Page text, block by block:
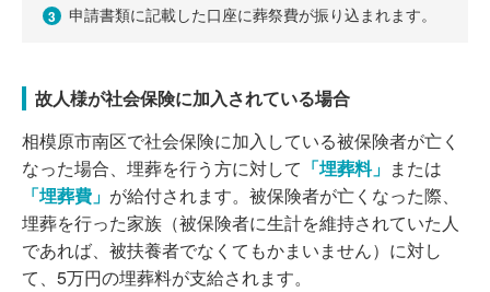
3 申請書類に記載した口座に葬祭費が振り込まれます。
故人様が社会保険に加入されている場合
相模原市南区で社会保険に加入している被保険者が亡く
なった場合、埋葬を行う方に対して 「埋葬料」 または
「埋葬費」 が給付されます。被保険者が亡くなった際、
埋葬を行った家族（被保険者に生計を維持されていた人
であれば、被扶養者でなくてもかまいません）に対し
て、5万円の埋葬料が支給されます。